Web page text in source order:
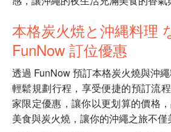
本格炭火焼と沖縄料理
FunNow 訂位優惠
透過 FunNow 預訂本格炭火燒與沖
輕鬆規劃行程，享受便捷的預訂流
家限定優惠，讓你以更划算的價格
美食與炭火燒，讓你的沖繩之旅不僅